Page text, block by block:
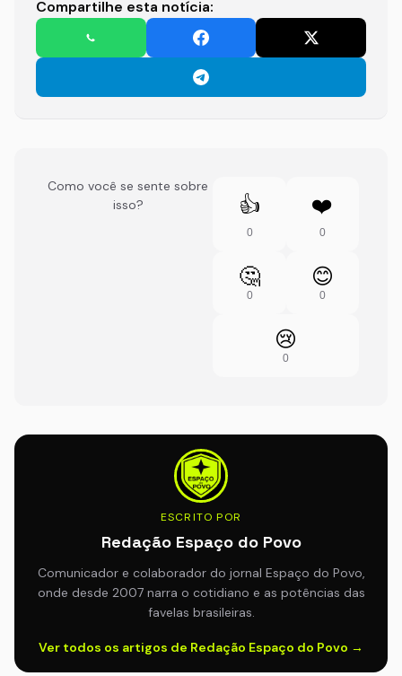
Compartilhe esta notícia:
Como você se sente sobre
isso?
👍
0
❤️
0
🤔
0
😊
0
😢
0
ESCRITO POR
Redação Espaço do Povo
Comunicador e colaborador do jornal Espaço do Povo,
onde desde 2007 narra o cotidiano e as potências das
favelas brasileiras.
Ver todos os artigos de Redação Espaço do Povo →